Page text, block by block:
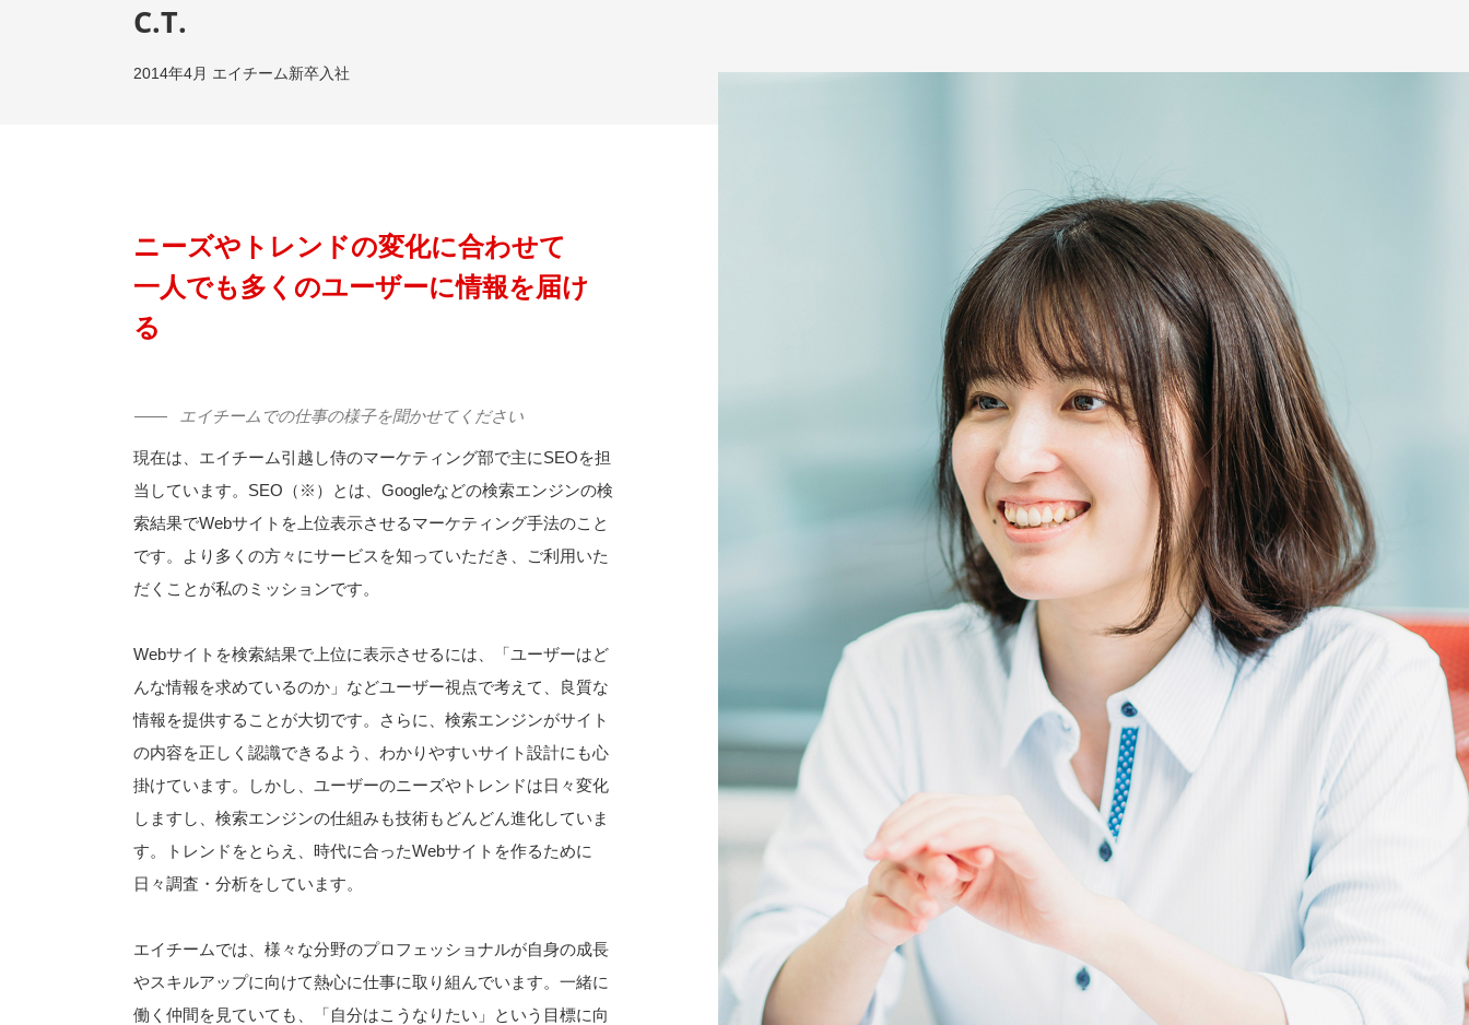
C.T.
2014年4月 エイチーム新卒入社
ニーズやトレンドの変化に合わせて
一人でも多くのユーザーに情報を届け
る
エイチームでの仕事の様子を聞かせてください
現在は、エイチーム引越し侍のマーケティング部で主にSEOを担
当しています。SEO（※）とは、Googleなどの検索エンジンの検
索結果でWebサイトを上位表示させるマーケティング手法のこと
です。より多くの方々にサービスを知っていただき、ご利用いた
だくことが私のミッションです。
Webサイトを検索結果で上位に表示させるには、「ユーザーはど
んな情報を求めているのか」などユーザー視点で考えて、良質な
情報を提供することが大切です。さらに、検索エンジンがサイト
の内容を正しく認識できるよう、わかりやすいサイト設計にも心
掛けています。しかし、ユーザーのニーズやトレンドは日々変化
しますし、検索エンジンの仕組みも技術もどんどん進化していま
す。トレンドをとらえ、時代に合ったWebサイトを作るために
日々調査・分析をしています。
エイチームでは、様々な分野のプロフェッショナルが自身の成長
やスキルアップに向けて熱心に仕事に取り組んでいます。一緒に
働く仲間を見ていても、「自分はこうなりたい」という目標に向